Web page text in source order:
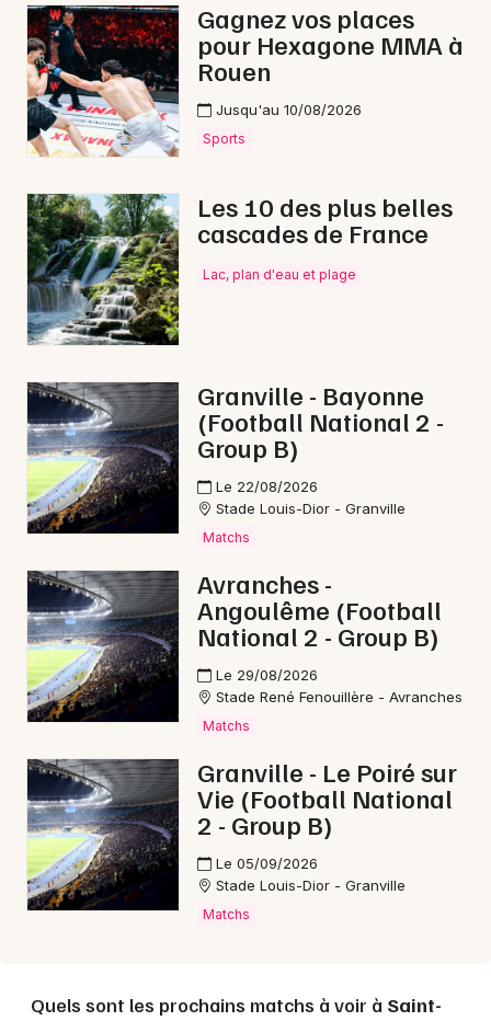
Matchs dans la Manche
Matchs en Basse-Normandie
Matchs en Normandie
Newsletter des sorties
Artistes en tournée
Actus à Saint-Hilaire-du-Harcouët
Magazine à Saint-Hilaire-du-Harcouët
50 - Manche
Choisir mes départements
Mon email
Je m'abonne
Gagnez vos places
pour Hexagone MMA à
Rouen
Jusqu'au 10/08/2026
Sports
Les 10 des plus belles
cascades de France
Lac, plan d'eau et plage
Granville - Bayonne
(Football National 2 -
Group B)
Le 22/08/2026
Stade Louis-Dior - Granville
Matchs
Avranches -
Angoulême (Football
National 2 - Group B)
Le 29/08/2026
Stade René Fenouillère - Avranches
Matchs
Granville - Le Poiré sur
Vie (Football National
2 - Group B)
Le 05/09/2026
Stade Louis-Dior - Granville
Matchs
Quels sont les prochains matchs à voir à Saint-